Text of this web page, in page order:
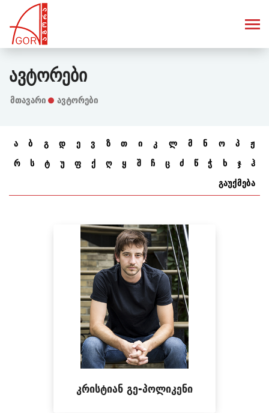
Ავტორები
Მთავარი ავტორები
ა ბ გ დ ე ვ ზ თ ი კ ლ მ ნ ო პ
ჟ
რ
ს ტ უ ფ ქ ღ ყ შ ჩ ც ძ წ ჭ ხ ჯ
ჰ
გაუქმება
კრისტიან გე-პოლიკენი